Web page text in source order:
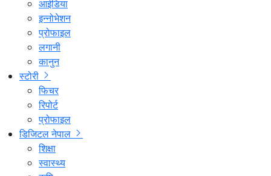
आईडिया
इन्नोभेशन
प्रोफाइल
लगानी
कानुन
स्टोरी
फिचर
रिपोर्ट
प्रोफाइल
डिजिटल नेपाल
शिक्षा
स्वास्थ्य